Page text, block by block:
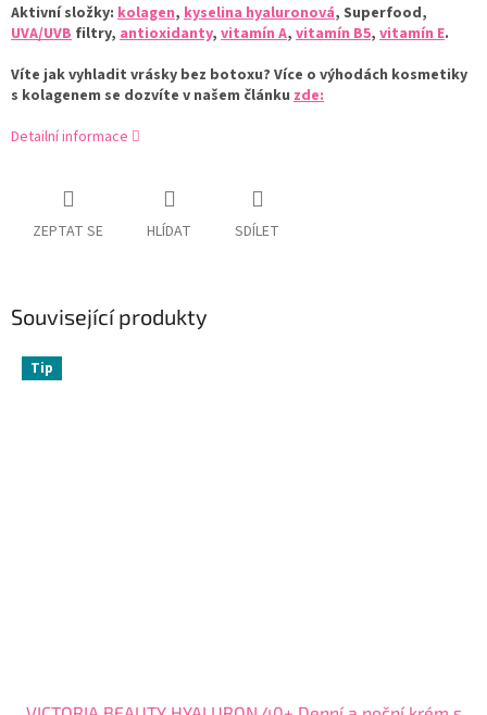
Aktivní složky: kolagen, kyselina hyaluronová, Superfood,
UVA/UVB filtry, antioxidanty, vitamín A, vitamín B5, vitamín E.
Víte jak vyhladit vrásky bez botoxu? Více o výhodách kosmetiky
s kolagenem se dozvíte v našem článku zde:
Detailní informace
ZEPTAT SE HLÍDAT SDÍLET
Související produkty
Tip